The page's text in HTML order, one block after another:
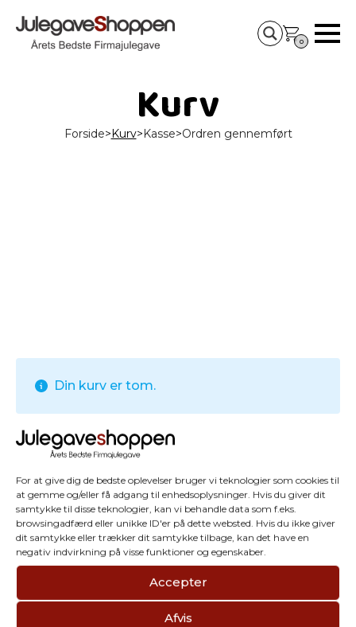
For at give dig de bedste oplevelser bruger vi teknologier som cookies til
at gemme og/eller få adgang til enhedsoplysninger. Hvis du giver dit
samtykke til disse teknologier, kan vi behandle data som f.eks.
browsingadfærd eller unikke ID'er på dette websted. Hvis du ikke giver
dit samtykke eller trækker dit samtykke tilbage, kan det have en
negativ indvirkning på visse funktioner og egenskaber.
Accepter
Afvis
0
Kurv
Forside>Kurv>Kasse>Ordren gennemført
Din kurv er tom.
Tilbage til shoppen